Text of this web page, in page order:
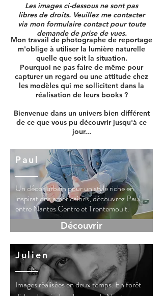
Les images ci-dessous ne sont pas
libres de droits. Veuillez me contacter
via mon formulaire contact pour toute
demande de prise de vues.
Mon travail de photographe de reportage
m'oblige à utiliser la lumière naturelle
quelle que soit la situation.
Pourquoi ne pas faire de même pour
capturer un regard ou une attitude chez
les modèles qui me sollicitent dans la
réalisation de leurs books ?
Bienvenue dans un univers bien différent
de ce que vous pu découvrir jusqu'à ce
jour...
Paul
Un décor urbain pour un style riche en
inspirations américaines, découvrez Paul
entre Nantes Centre et Trentemoult.
Découvrir
Julien
Images réalisées en deux temps. En forêt